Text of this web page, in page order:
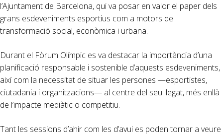
l’Ajuntament de Barcelona, qui va posar en valor el paper dels
grans esdeveniments esportius com a motors de
transformació social, econòmica i urbana.
Durant el Fòrum Olímpic es va destacar la importància d’una
planificació responsable i sostenible d’aquests esdeveniments,
així com la necessitat de situar les persones —esportistes,
ciutadania i organitzacions— al centre del seu llegat, més enllà
de l’impacte mediàtic o competitiu.
Tant les sessions d’ahir com les d’avui es poden tornar a veure